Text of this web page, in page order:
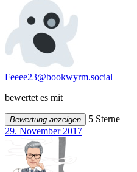
Feeee23@bookwyrm.social
bewertet es mit
Bewertung anzeigen
5 Sterne
29. November 2017